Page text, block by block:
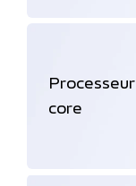
core